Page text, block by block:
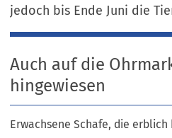
jedoch bis Ende Juni die
Auch auf die
hingewiesen
Erwachsene Schafe, die